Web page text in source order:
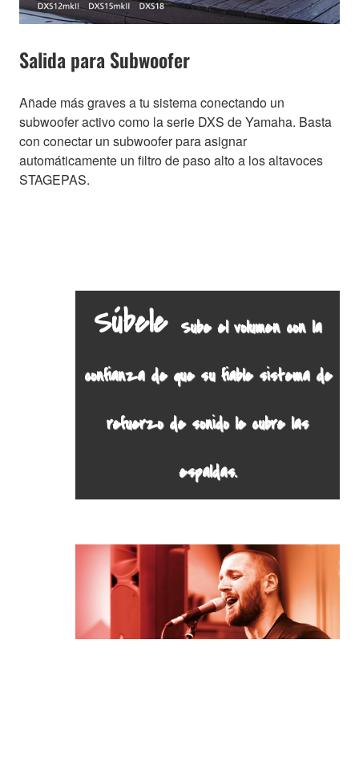
Salida para Subwoofer
Añade más graves a tu sistema conectando un
subwoofer activo como la serie DXS de Yamaha. Basta
con conectar un subwoofer para asignar
automáticamente un filtro de paso alto a los altavoces
STAGEPAS.
Súbele Sube el volumen con la
confianza de que su fiable sistema de
refuerzo de sonido le cubre las
espaldas.